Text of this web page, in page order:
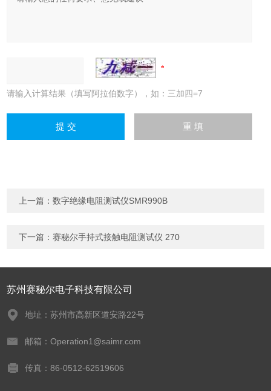
请输入计算结果（填写阿拉伯数字），如：三加四=7
上一篇：数字绝缘电阻测试仪SMR990B
下一篇：赛秘尔手持式接触电阻测试仪 270
苏州赛秘尔电子科技有限公司
地址：苏州市高新区道安路22号
邮箱：Operation1@saimr.com
传真：86-0512-62519606